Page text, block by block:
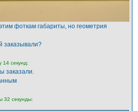
фоткам габариты, но геометрия
заказывали?
14 секунд:
заказали.
32 секунды: